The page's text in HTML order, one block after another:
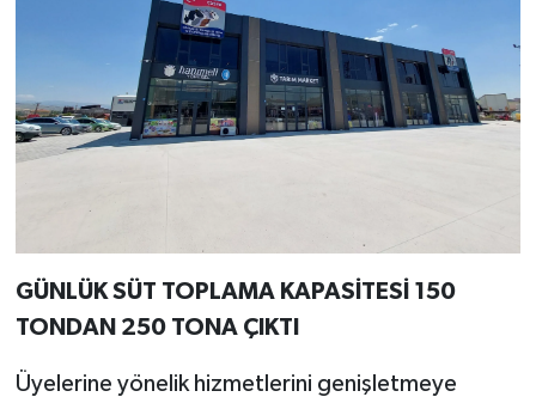
GÜNLÜK SÜT TOPLAMA KAPASİTESİ 150
TONDAN 250 TONA ÇIKTI
Üyelerine yönelik hizmetlerini genişletmeye